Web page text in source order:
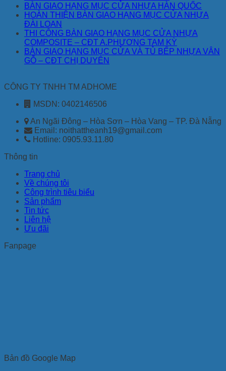
BÀN GIAO HẠNG MỤC CỬA NHỰA HÀN QUỐC
HOÀN THIỆN BÀN GIAO HẠNG MỤC CỬA NHỰA
ĐÀI LOAN
THI CÔNG BÀN GIAO HẠNG MỤC CỬA NHỰA
COMPOSITE – CĐT A.PHƯƠNG TAM KỲ
BÀN GIAO HẠNG MỤC CỬA VÀ TỦ BẾP NHỰA VÂN
GỖ – CĐT CHỊ DUYÊN
CÔNG TY TNHH TM ADHOME
MSDN: 0402146506
An Ngãi Đông – Hòa Sơn – Hòa Vang – TP. Đà Nẵng
Email: noithattheanh19@gmail.com
Hotline: 0905.93.11.80
Thông tin
Trang chủ
Về chúng tôi
Công trình tiêu biểu
Sản phẩm
Tin tức
Liên hệ
Ưu đãi
Fanpage
Bản đồ Google Map